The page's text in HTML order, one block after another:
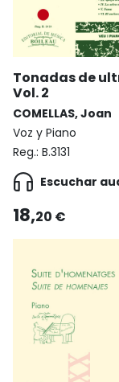
Tonadas de
Vol. 2
COMELLAS, Joan
Voz y Piano
Reg.: B.3131
Escuchar
18,20 €